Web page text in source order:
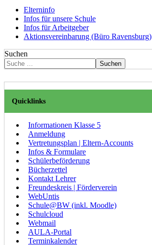
Elterninfo
Infos für unsere Schule
Infos für Arbeitgeber
Aktionsvereinbarung (Büro Ravensburg)
Suchen
Suchen
Quicklinks
Informationen Klasse 5
Anmeldung
Vertretungsplan | Eltern-Accounts
Infos & Formulare
Schülerbeförderung
Bücherzettel
Kontakt Lehrer
Freundeskreis | Förderverein
WebUntis
Schule@BW (inkl. Moodle)
Schulcloud
Webmail
AULA-Portal
Terminkalender